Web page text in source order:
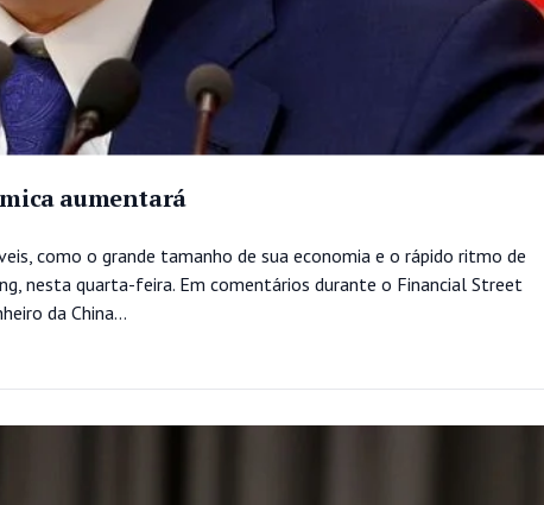
aumentará
como o grande tamanho de sua economia e o rápido ritmo de
nesta quarta-feira. Em comentários durante o Financial Street
da China...